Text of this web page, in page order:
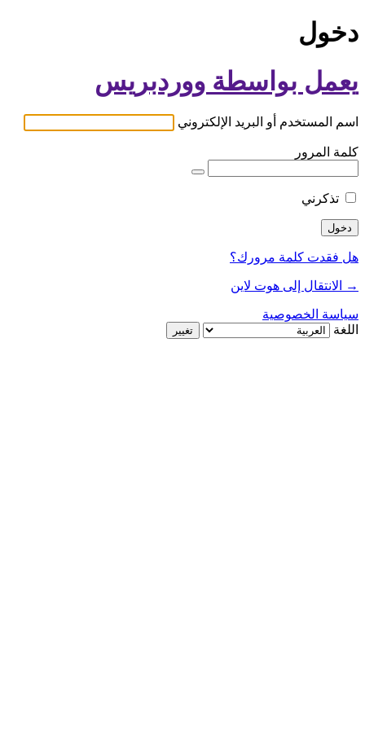
دخول
يعمل بواسطة ووردبريس
اسم المستخدم أو البريد الإلكتروني
كلمة المرور
تذكرني
هل فقدت كلمة مرورك؟
→ الانتقال إلى هوت لاين
سياسة الخصوصية
اللغة